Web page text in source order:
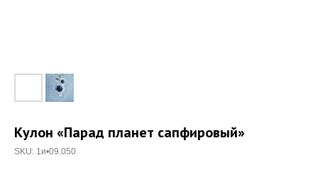
Кулон «Парад планет сапфировый»
SKU: 1и•09.050